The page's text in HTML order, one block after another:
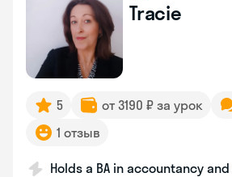
Tracie
5 от 3190 ₽ за урок
1 отзыв
Holds a BA in accountancy